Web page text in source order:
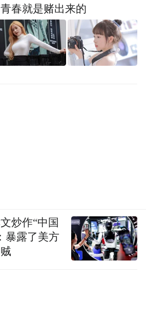
春就是赌出来的
炒作“中国
暴露了美方